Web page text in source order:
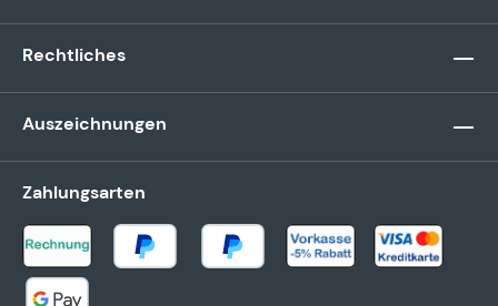
Rechtliches
Auszeichnungen
Zahlungsarten